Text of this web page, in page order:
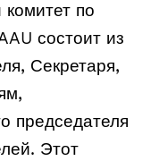
по
состоит из
Секретаря,
председателя
Этот